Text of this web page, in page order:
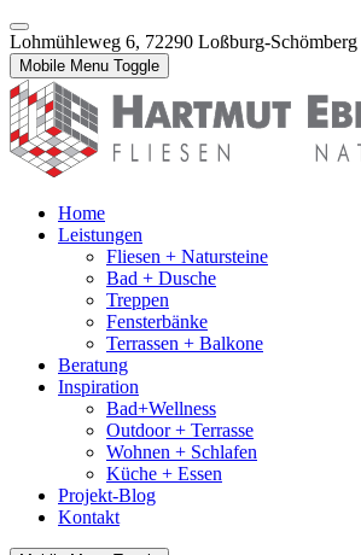
Lohmühleweg 6, 72290 Loßburg-Schömberg
Mobile Menu Toggle
Home
Leistungen
Fliesen + Natursteine
Bad + Dusche
Treppen
Fensterbänke
Terrassen + Balkone
Beratung
Inspiration
Bad+Wellness
Outdoor + Terrasse
Wohnen + Schlafen
Küche + Essen
Projekt-Blog
Kontakt